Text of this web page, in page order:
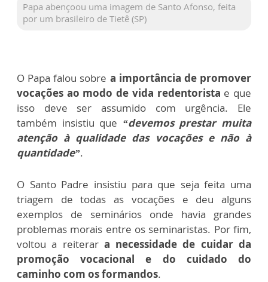
Papa abençoou uma imagem de Santo Afonso, feita
por um brasileiro de Tietê (SP)
O Papa falou sobre a importância de promover
vocações ao modo de vida redentorista e que
isso deve ser assumido com urgência. Ele
também insistiu que “devemos prestar muita
atenção à qualidade das vocações e não à
quantidade”.
O Santo Padre insistiu para que seja feita uma
triagem de todas as vocações e deu alguns
exemplos de seminários onde havia grandes
problemas morais entre os seminaristas. Por fim,
voltou a reiterar a necessidade de cuidar da
promoção vocacional e do cuidado do
caminho com os formandos.